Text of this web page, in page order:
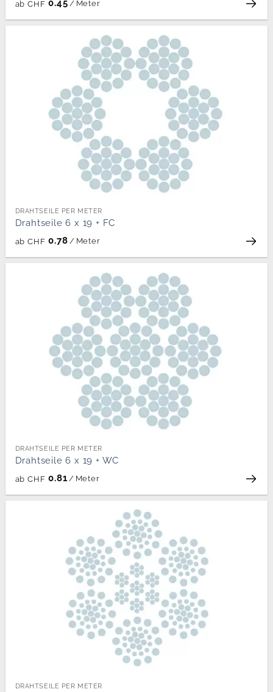
ab CHF 0.45 / Meter
DRAHTSEILE PER METER
Drahtseile 6 x 19 + FC
ab CHF 0.78 / Meter
DRAHTSEILE PER METER
Drahtseile 6 x 19 + WC
ab CHF 0.81 / Meter
DRAHTSEILE PER METER